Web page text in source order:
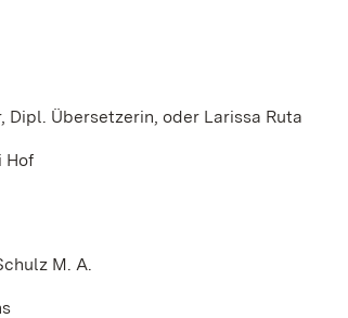
Übersetzerin, oder Larissa Ruta
Hof
M. A.